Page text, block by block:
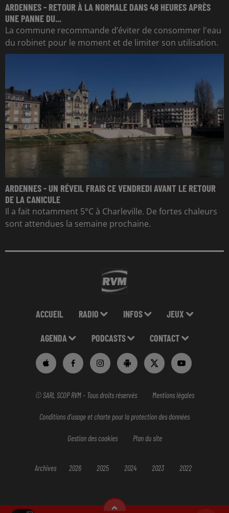
ARDENNES - RETOUR À LA NORMALE DANS 48 HEURES APRÈS
UNE PANNE DU...
La commune recommande d’éviter de consommer l'eau
du robinet pour le moment et de limiter son utilisation.
ARDENNES - UN RÉVEIL FRAIS CE VENDREDI AVANT LE RETOUR
DE LA CANICULE
Il a fait notamment 5°C à Charleville. De fortes chaleurs
sont attendues la semaine prochaine.
ACCUEIL RADIO INFOS JEUX
AGENDA PODCASTS CONTACT
© SARL SCOP RVM - Tous droits réservés Mentions légales
Conditions d'usage et charte pour la protection des données
Gestion des cookies Plan du site
Archives 2026 2025 2024 2023 2022